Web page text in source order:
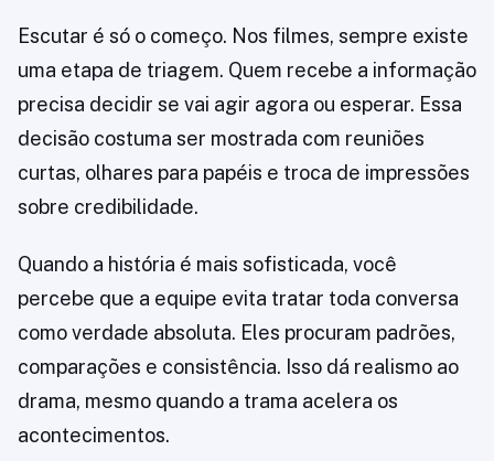
Escutar é só o começo. Nos filmes, sempre existe
uma etapa de triagem. Quem recebe a informação
precisa decidir se vai agir agora ou esperar. Essa
decisão costuma ser mostrada com reuniões
curtas, olhares para papéis e troca de impressões
sobre credibilidade.
Quando a história é mais sofisticada, você
percebe que a equipe evita tratar toda conversa
como verdade absoluta. Eles procuram padrões,
comparações e consistência. Isso dá realismo ao
drama, mesmo quando a trama acelera os
acontecimentos.